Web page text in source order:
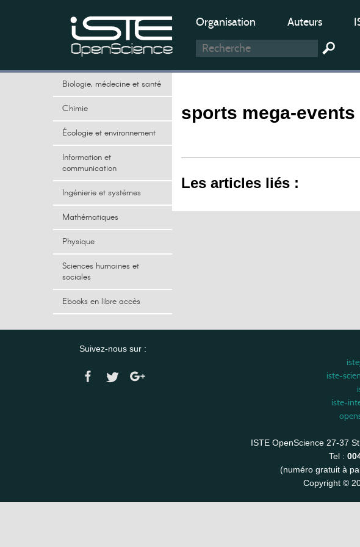
Organisation Auteurs
Biologie, médecine et santé
Chimie
Écologie et environnement
Information et
communication
Ingénierie et systèmes
Mathématiques
Physique
Sciences humaines et
sociales
Ebooks en libre accès
sports mega-events
Les articles liés :
Suivez-nous sur :
iste-
iste-
ISTE OpenScience 27-37
Tel :
(numéro gratuit à
Copyright ©